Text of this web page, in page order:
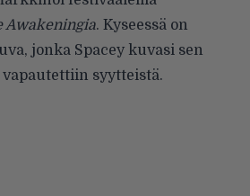
Awakeningia. Kyseessä on
jonka Spacey kuvasi sen
syytteistä.